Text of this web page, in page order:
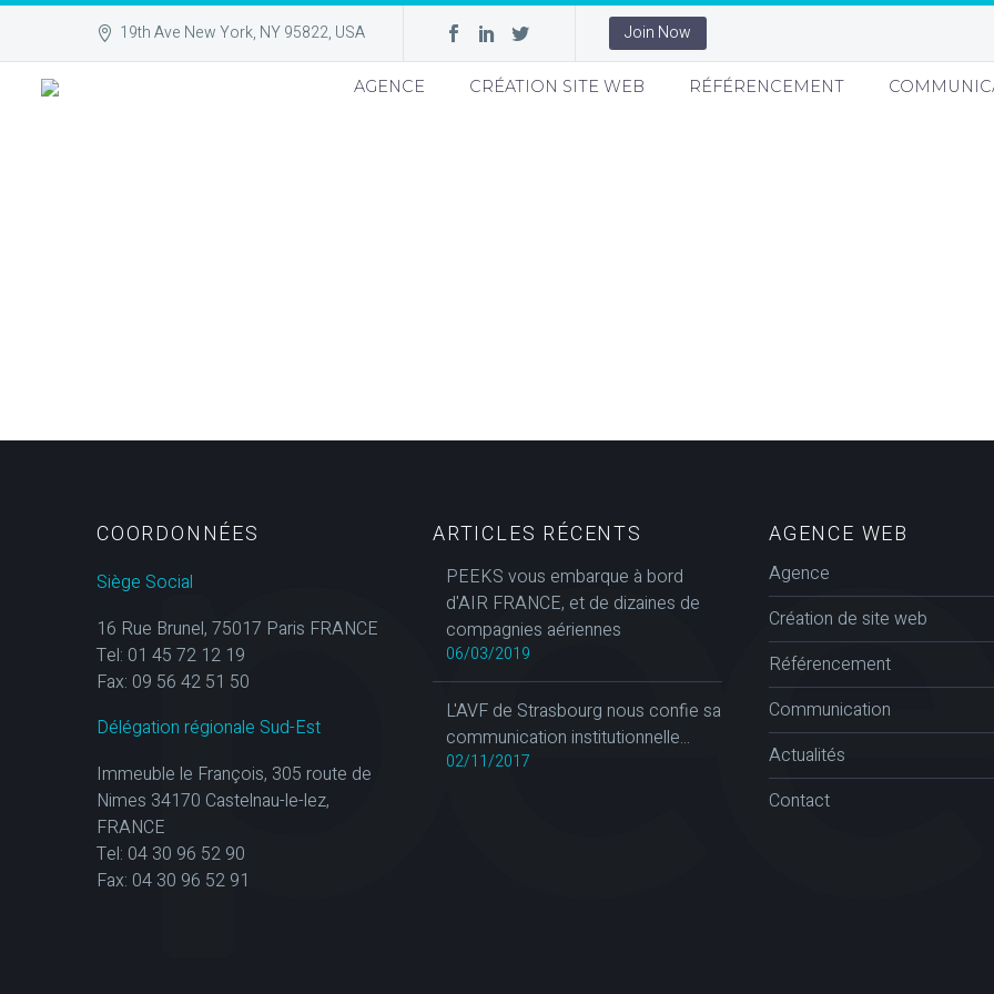
19th Ave New York, NY 95822, USA Join Now
AGENCE CRÉATION SITE WEB RÉFÉRENCEMENT
COORDONNÉES
Siège Social
16 Rue Brunel, 75017 Paris FRANCE
Tel: 01 45 72 12 19
Fax: 09 56 42 51 50
Délégation régionale Sud-Est
Immeuble le François, 305 route de
Nimes 34170 Castelnau-le-lez,
FRANCE
Tel: 04 30 96 52 90
Fax: 04 30 96 52 91
ARTICLES RÉCENTS
PEEKS vous embarque à bord
d'AIR FRANCE, et de dizaines de
compagnies aériennes
06/03/2019
L'AVF de Strasbourg nous confie sa
communication institutionnelle...
02/11/2017
AGENCE WEB
Agence
Création de site web
Référencement
Communication
Actualités
Contact